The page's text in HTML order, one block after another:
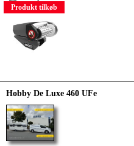
Produkt tilkøb
Hobby De Luxe 460 UFe